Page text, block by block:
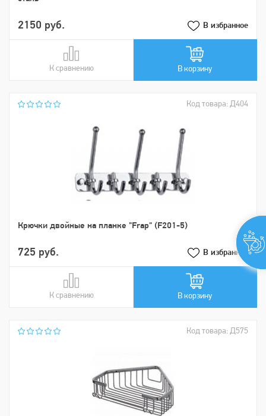
2150 руб. В избранное
К сравнению
В сравнении В корзину
Код товара: Д404
Крючки двойные на планке "Frap" (F201-5)
725 руб. В избранное
К сравнению
В сравнении В корзину
Код товара: Д575